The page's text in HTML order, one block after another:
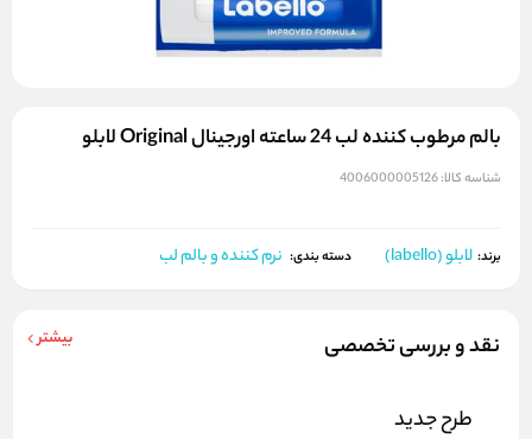
بالم مرطوب کننده لب 24 ساعته اورجینال Original لابلو
شناسه کالا:4006000005126
برند: لابلو (labello) دسته بندی: نرم کننده و بالم لب
نقد و بررسی تخصصی بیشتر
طرح جدید